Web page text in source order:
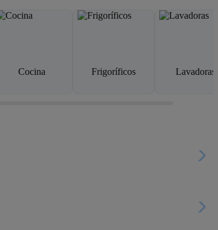
Cocina Frigoríficos Lavadoras